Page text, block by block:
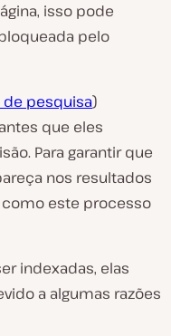
isso pode
pelo
pesquisa)
que eles
Para garantir que
nos resultados
este processo
indexadas, elas
a algumas razões